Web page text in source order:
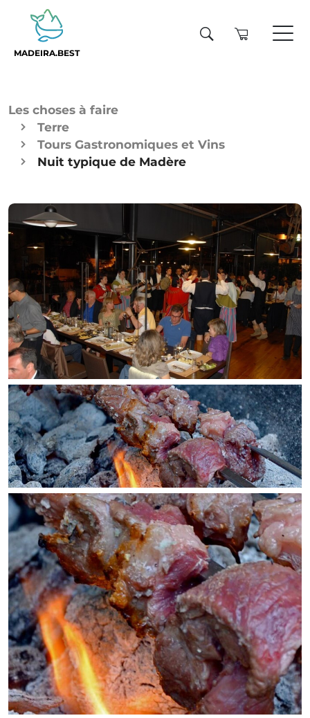
MADEIRA.BEST
Les choses à faire
Terre
Tours Gastronomiques et Vins
Nuit typique de Madère